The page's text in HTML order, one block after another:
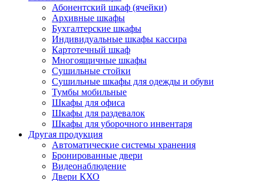
Абонентский шкаф (ячейки)
Архивные шкафы
Бухгалтерские шкафы
Индивидуальные шкафы кассира
Картотечный шкаф
Многоящичные шкафы
Сушильные стойки
Сушильные шкафы для одежды и обуви
Тумбы мобильные
Шкафы для офиса
Шкафы для раздевалок
Шкафы для уборочного инвентаря
Другая продукция
Автоматические системы хранения
Бронированные двери
Видеонаблюдение
Двери КХО